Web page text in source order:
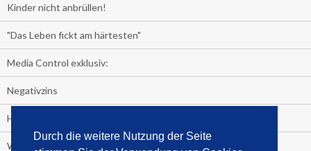
Durch die weitere Nutzung der Seite
Kinder nicht anbrüllen!
"Das Leben fickt am härtesten"
Media Control exklusiv:
Negativzins
Heute ist Tag des Malbuchs
Welches Auto fahren Sie?